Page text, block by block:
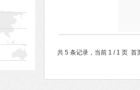
共 5 条记录，当前 1 / 1 页